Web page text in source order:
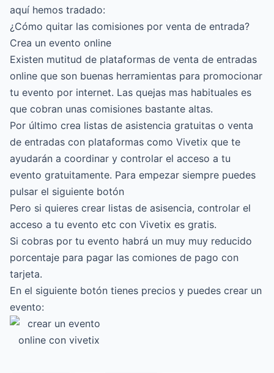
aquí hemos tradado:
¿Cómo quitar las comisiones por venta de entrada?
Crea un evento online
Existen mutitud de plataformas de venta de entradas
online que son buenas herramientas para promocionar
tu evento por internet. Las quejas mas habituales es
que cobran unas comisiones bastante altas.
Por último crea listas de asistencia gratuitas o venta
de entradas con plataformas como Vivetix que te
ayudarán a coordinar y controlar el acceso a tu
evento gratuitamente. Para empezar siempre puedes
pulsar el siguiente botón
Pero si quieres crear listas de asisencia, controlar el
acceso a tu evento etc con Vivetix es gratis.
Si cobras por tu evento habrá un muy muy reducido
porcentaje para pagar las comiones de pago con
tarjeta.
En el siguiente botón tienes precios y puedes crear un
evento: